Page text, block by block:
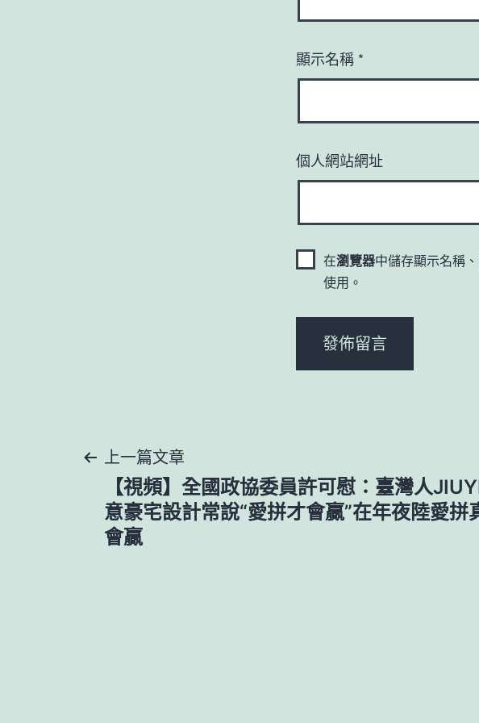
顯示名稱 *
個人網站網址
在瀏覽器中儲存顯示名稱
使用。
文
章
上一篇文章
【視頻】全國政協委員許可慰：臺灣人
意豪宅設計常說“愛拼才會贏”在年夜陸愛拼
會贏